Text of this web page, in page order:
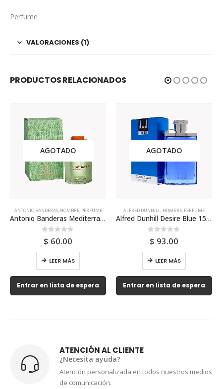
Perfume
VALORACIONES (1)
PRODUCTOS RELACIONADOS
AGOTADO
ANTONIO BANDERAS, HOMBRE, PERFUME
Antonio Banderas Mediterraneo 200ml Para Hombre
0out of 5
$ 60.00
LEER MÁS
Entrar en lista de espera
AGOTADO
ALFRED DUNHILL HOMBRE PERFUME
Alfred Dunhill Desire Blue 150ml Para Hombre
0out of 5
$ 93.00
LEER MÁS
Entrar en lista de espera
ATENCIÓN AL CLIENTE
¿Necesita ayuda?
Atención personalizada en todos nuestros medios
de comunicación.